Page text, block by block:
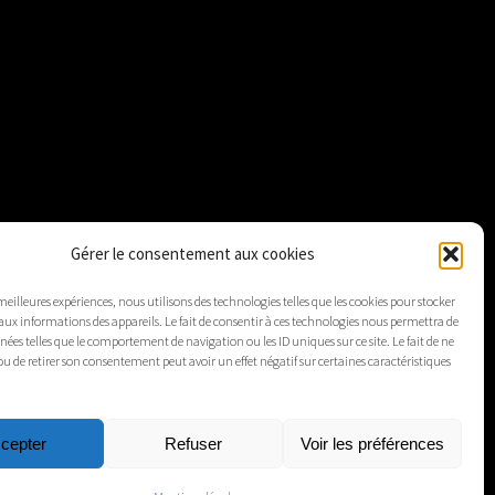
Gérer le consentement aux cookies
expériences, nous utilisons des technologies telles que les cookies pour stocker
informations des appareils. Le fait de consentir à ces technologies nous permettra de
telles que le comportement de navigation ou les ID uniques sur ce site. Le fait de ne
de retirer son consentement peut avoir un effet négatif sur certaines caractéristiques
Refuser Voir les préférences